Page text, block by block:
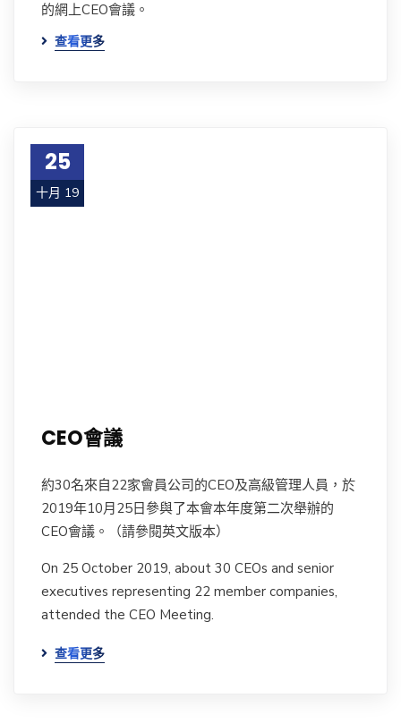
的網上CEO會議。
查看更多
25
十月 19
CEO會議
約30名來自22家會員公司的CEO及高級管理人員，於
2019年10月25日參與了本會本年度第二次舉辦的
CEO會議。（請參閱英文版本）
On 25 October 2019, about 30 CEOs and senior
executives representing 22 member companies,
attended the CEO Meeting.
查看更多